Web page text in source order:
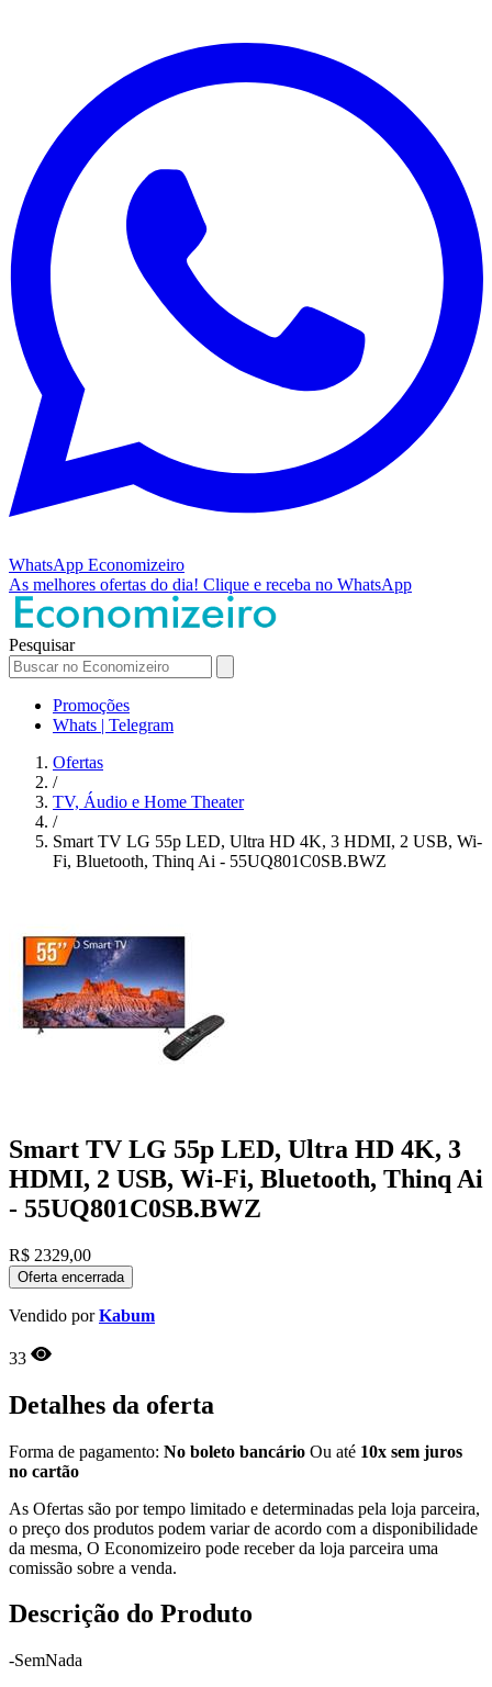
WhatsApp Economizeiro
As melhores ofertas do dia! Clique e receba no WhatsApp
Pesquisar
Promoções
Whats | Telegram
Ofertas
/
TV, Áudio e Home Theater
/
Smart TV LG 55p LED, Ultra HD 4K, 3 HDMI, 2 USB, Wi-
Fi, Bluetooth, Thinq Ai - 55UQ801C0SB.BWZ
Smart TV LG 55p LED, Ultra HD 4K, 3
HDMI, 2 USB, Wi-Fi, Bluetooth, Thinq Ai
- 55UQ801C0SB.BWZ
R$ 2329,00
Oferta encerrada
Vendido porKabum
33
Detalhes da oferta
Forma de pagamento: No boleto bancário Ou até 10x sem juros
no cartão
As Ofertas são por tempo limitado e determinadas pela loja parceira,
o preço dos produtos podem variar de acordo com a disponibilidade
da mesma, O Economizeiro pode receber da loja parceira uma
comissão sobre a venda.
Descrição do Produto
-SemNada